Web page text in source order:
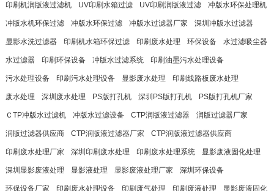
印刷机润版液过滤机 UV印刷水箱过滤 UV印刷润版液过滤 冲版水环保处理机
冲版水机环保过滤 冲版水环保过滤 冲版水过滤器厂家 深圳冲版水过滤器
显影水洗过滤器 印刷机水箱环保过滤 印刷废水处理 环保设备 水过滤吸尘器
水过滤器 印刷环保设备 冲版水过滤系统 印刷油墨污水处理设备
污水处理设备 印刷污水处理设备 显影废水处理 印刷线路板废水处理
废水处理 深圳废水处理 PS版打孔机 深圳PS版打孔机 PS版打孔机厂家
ＣTP冲版水过滤机 冲版水过滤设备 CTP润版液过滤器 润版过滤器厂家
润版过滤器供应商 CTP润版液过滤器厂家 CTP润版液过滤器供应商
印刷废水处理厂家 深圳印刷废水处理 印刷废水处理系统 显影废液固化处理
深圳显影废液处理 显影液处理 显影废液处理厂家 深圳环保设备
环保设备厂家 印刷废水处理设备 印刷废气处理 印刷废液处理 显影废液固化